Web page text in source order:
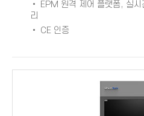
•
EPM 원격 제어 플랫폼, 실
리
• CE 인증